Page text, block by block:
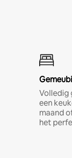
Volledig
een
maand
het